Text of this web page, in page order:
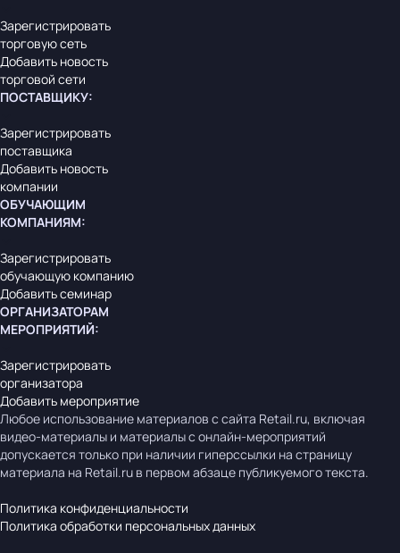
Зарегистрировать
торговую сеть
Добавить новость
торговой сети
ПОСТАВЩИКУ:
Зарегистрировать
поставщика
Добавить новость
компании
ОБУЧАЮЩИМ
КОМПАНИЯМ:
Зарегистрировать
обучающую компанию
Добавить семинар
ОРГАНИЗАТОРАМ
МЕРОПРИЯТИЙ:
Зарегистрировать
организатора
Добавить мероприятие
Любое использование материалов с сайта Retail.ru, включая
видео-материалы и материалы с онлайн-мероприятий
допускается только при наличии гиперссылки на страницу
материала на Retail.ru в первом абзаце публикуемого текста.
Политика конфиденциальности
Политика обработки персональных данных